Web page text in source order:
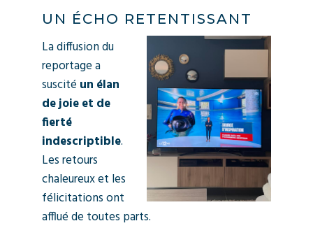
UN ÉCHO RETENTISSANT
La diffusion du
reportage a
suscité un élan
de joie et de
fierté
indescriptible.
Les retours
chaleureux et les
félicitations ont
afflué de toutes parts.